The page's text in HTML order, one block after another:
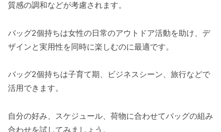
質感の調和などが考慮されます。
バッグ2個持ちは女性の日常のアウトドア活動を助け、デ
ザインと実用性を同時に楽しむのに最適です。
バッグ2個持ちは子育て期、ビジネスシーン、旅行などで
活用できます。
自分の好み、スケジュール、荷物に合わせてバッグの組み
合わせを試してみましょう。